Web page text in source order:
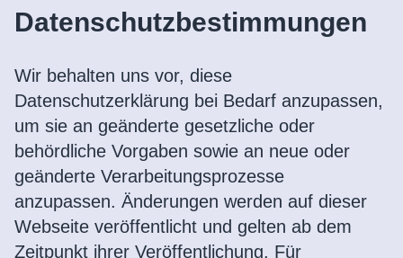
Datenschutzbestimmungen
Wir behalten uns vor, diese
Datenschutzerklärung bei Bedarf anzupassen,
um sie an geänderte gesetzliche oder
behördliche Vorgaben sowie an neue oder
geänderte Verarbeitungsprozesse
anzupassen. Änderungen werden auf dieser
Webseite veröffentlicht und gelten ab dem
Zeitpunkt ihrer Veröffentlichung. Für